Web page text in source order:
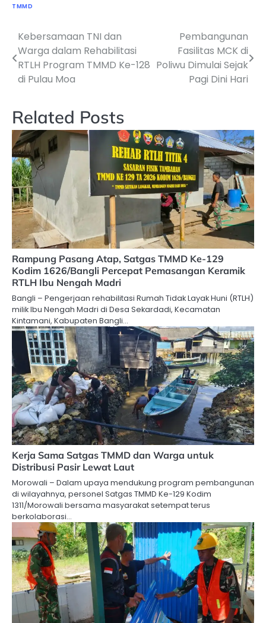
TMMD
Navigasi
pos
Kebersamaan TNI dan
Warga dalam Rehabilitasi
RTLH Program TMMD Ke-128
di Pulau Moa
Pembangunan
Fasilitas MCK di
Poliwu Dimulai Sejak
Pagi Dini Hari
Related Posts
Rampung Pasang Atap, Satgas TMMD Ke-129
Kodim 1626/Bangli Percepat Pemasangan Keramik
RTLH Ibu Nengah Madri
Bangli – Pengerjaan rehabilitasi Rumah Tidak Layak Huni (RTLH)
milik Ibu Nengah Madri di Desa Sekardadi, Kecamatan
Kintamani, Kabupaten Bangli…
Kerja Sama Satgas TMMD dan Warga untuk
Distribusi Pasir Lewat Laut
Morowali – Dalam upaya mendukung program pembangunan
di wilayahnya, personel Satgas TMMD Ke-129 Kodim
1311/Morowali bersama masyarakat setempat terus
berkolaborasi…